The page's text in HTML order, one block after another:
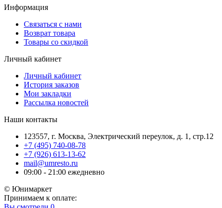
Информация
Связаться с нами
Возврат товара
Товары со скидкой
Личный кабинет
Личный кабинет
История заказов
Мои закладки
Рассылка новостей
Наши контакты
123557, г. Москва, Электрический переулок, д. 1, стр.12
+7 (495) 740-08-78
+7 (926) 613-13-62
mail@umresto.ru
09:00 - 21:00 ежедневно
© Юнимаркет
Принимаем к оплате: